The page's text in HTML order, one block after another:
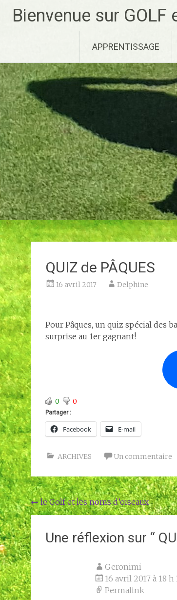
Bienvenue sur
APPRENTISSAGE
QUIZ de PÂQUES
16 avril 2017 Delphine
Pour Pâques, un quiz spécial des
surprise au 1er gagnant!
0 0
Partager :
Facebook E-mail
ARCHIVES Un commentaire
Navigation
de
l'article
←le Golf et les noms d’oiseaux
Une réflexion sur “
Geronimi
16 avril 2017 à 18
Permalink